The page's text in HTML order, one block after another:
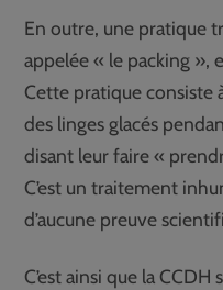
En outre, une pratique
appelée « le packing »,
Cette pratique consiste
des linges glacés
disant leur faire «
C’est un traitement
d’aucune preuve
C’est ainsi que la